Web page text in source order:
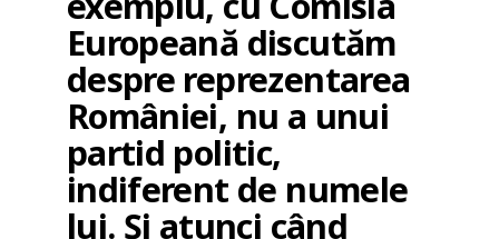
Europeană discutăm
despre reprezentarea
României, nu a unui
partid politic,
indiferent de numele
lui. Și atunci când